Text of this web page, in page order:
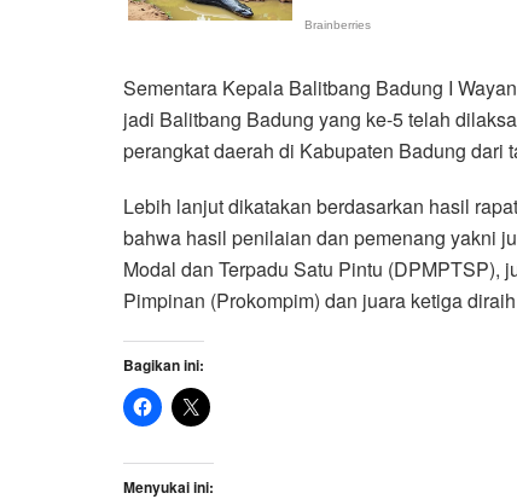
Sementara Kepala Balitbang Badung I
jadi Balitbang Badung yang ke-5 telah
perangkat daerah di Kabupaten Badung dari
Lebih lanjut dikatakan berdasarkan hasil
bahwa hasil penilaian dan pemenang yakni
Modal dan Terpadu Satu Pintu (DPMPTSP),
Pimpinan (Prokompim) dan juara ketiga
Bagikan ini:
Menyukai ini: